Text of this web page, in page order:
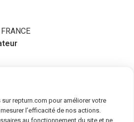
de confidentialité |Cookies
repturn.com pour améliorer votre
l’efficacité de nos actions.
au fonctionnement du site et ne